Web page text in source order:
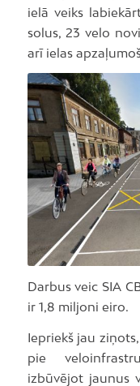
ielā veiks
solus, 23 velo
arī ielas
Darbus veic SIA
ir 1,8 miljoni eiro.
Iepriekš jau
pie
izbūvējot jaunus